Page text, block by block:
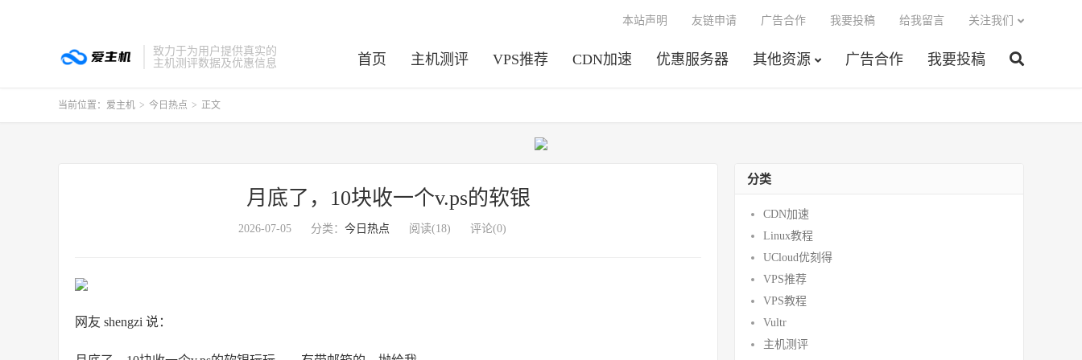
致力于为用户提供真实的
主机测评数据及优惠信息
首页 主机测评 VPS推荐 CDN加速 优惠服务器 其他资源 广告合作 我要投稿
本站声明 友链申请 广告合作 我要投稿 给我留言 关注我们
当前位置： 爱主机 > 今日热点 > 正文
月底了，10块收一个v.ps的软银
2026-07-05 分类： 今日热点 阅读(18) 评论(0)
网友 shengzi 说：
分类
CDN加速
Linux教程
UCloud优刻得
VPS推荐
VPS教程
Vultr
主机测评